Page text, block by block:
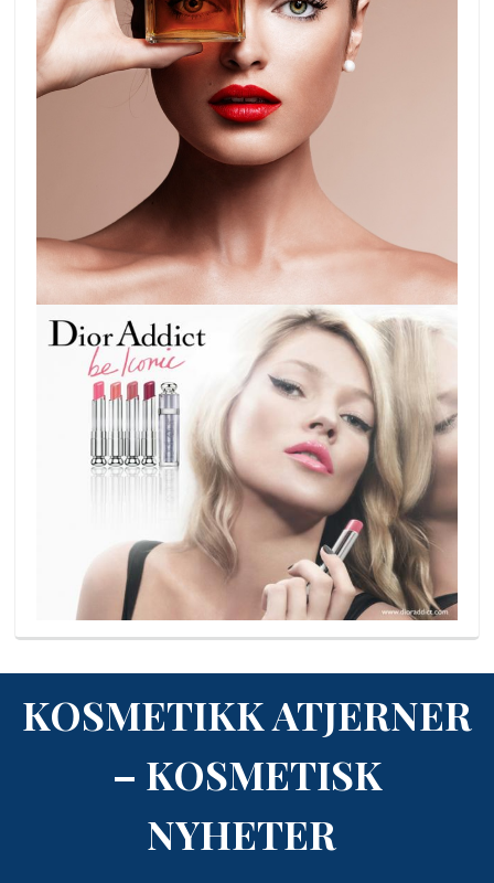
KOSMETIKK ATJERNER
– KOSMETISK
NYHETER